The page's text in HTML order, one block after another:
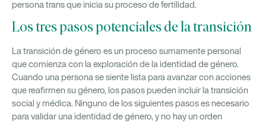
persona trans que inicia su proceso de fertilidad.
Los tres pasos potenciales de la transición
La transición de género es un proceso sumamente personal
que comienza con la exploración de la identidad de género.
Cuando una persona se siente lista para avanzar con acciones
que reafirmen su género, los pasos pueden incluir la transición
social y médica. Ninguno de los siguientes pasos es necesario
para validar una identidad de género, y no hay un orden